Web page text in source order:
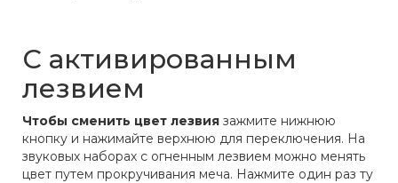
С активированным
лезвием
Чтобы сменить цвет лезвия зажмите нижнюю
кнопку и нажимайте верхнюю для переключения. На
звуковых наборах с огненным лезвием можно менять
цвет путем прокручивания меча. Нажмите один раз ту